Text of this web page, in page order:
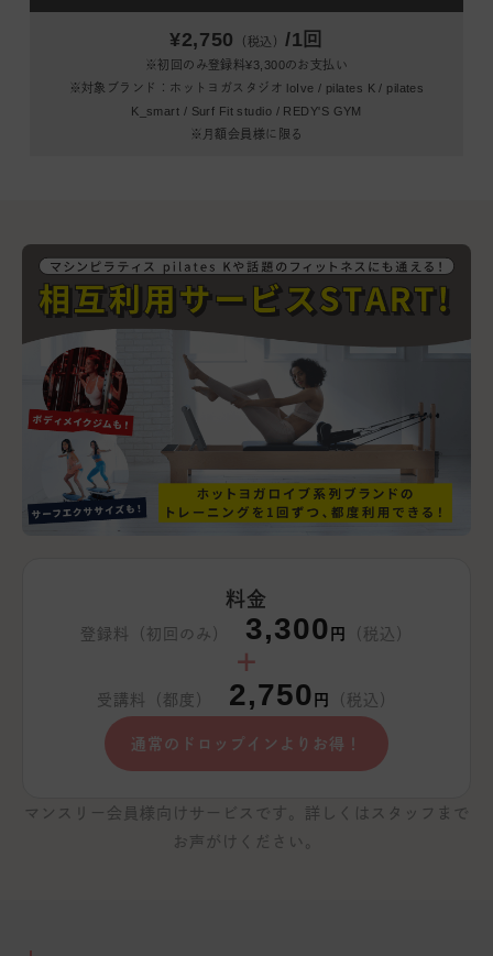
¥2,750 （税込） /1回
※初回のみ登録料¥3,300のお支払い
※対象ブランド：ホットヨガスタジオ loIve / pilates K / pilates
K_smart / Surf Fit studio / REDY'S GYM
※月額会員様に限る
料金
登録料（初回のみ） 3,300 円 （税込）
＋
受講料（都度） 2,750 円 （税込）
通常のドロップインよりお得！
マンスリー会員様向けサービスです。詳しくはスタッフまで
お声がけください。